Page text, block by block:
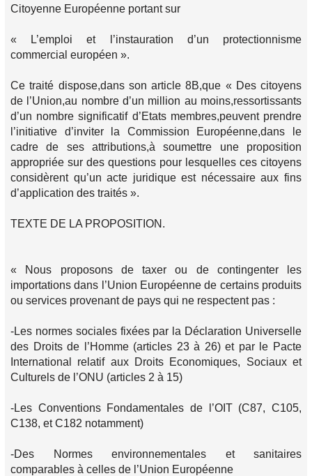
Citoyenne Européenne portant sur
« L’emploi et l’instauration d’un protectionnisme
commercial européen ».
Ce traité dispose,dans son article 8B,que « Des citoyens
de l’Union,au nombre d’un million au moins,ressortissants
d’un nombre significatif d’Etats membres,peuvent prendre
l’initiative d’inviter la Commission Européenne,dans le
cadre de ses attributions,à soumettre une proposition
appropriée sur des questions pour lesquelles ces citoyens
considèrent qu’un acte juridique est nécessaire aux fins
d’application des traités ».
TEXTE DE LA PROPOSITION.
« Nous proposons de taxer ou de contingenter les
importations dans l’Union Européenne de certains produits
ou services provenant de pays qui ne respectent pas :
-Les normes sociales fixées par la Déclaration Universelle
des Droits de l’Homme (articles 23 à 26) et par le Pacte
International relatif aux Droits Economiques, Sociaux et
Culturels de l’ONU (articles 2 à 15)
-Les Conventions Fondamentales de l’OIT (C87, C105,
C138, et C182 notamment)
-Des Normes environnementales et sanitaires
comparables à celles de l’Union Européenne